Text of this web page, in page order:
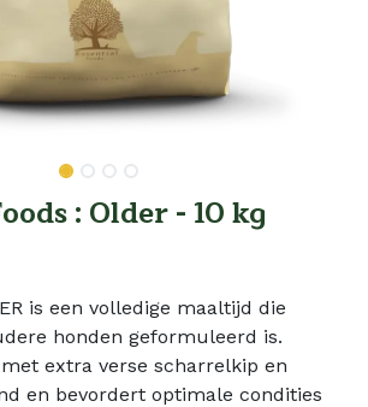
: Older - 10 kg
is een volledige maaltijd die
honden geformuleerd is.
met extra verse scharrelkip en
en bevordert optimale condities